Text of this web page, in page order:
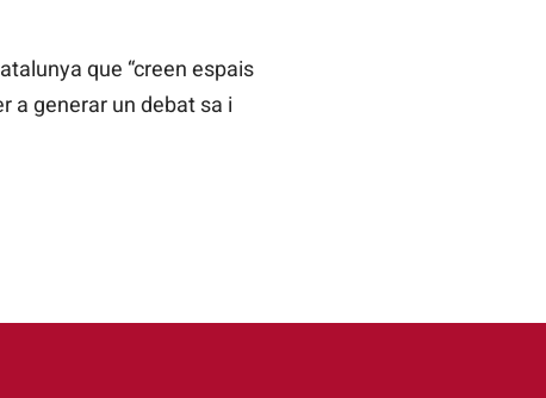
que “creen espais
a generar un debat sa i